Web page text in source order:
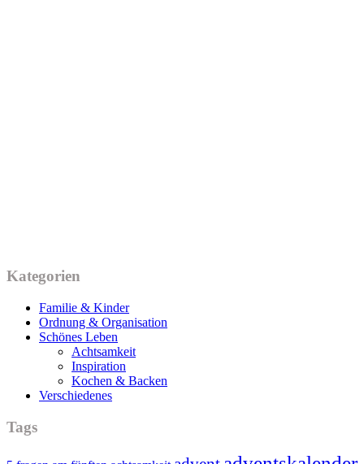
Kategorien
Familie & Kinder
Ordnung & Organisation
Schönes Leben
Achtsamkeit
Inspiration
Kochen & Backen
Verschiedenes
Tags